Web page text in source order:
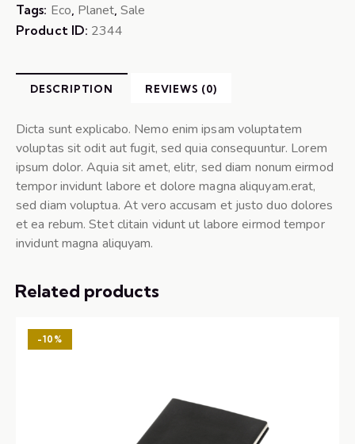
Tags: Eco Planet,Sale
Product ID: 2344
DESCRIPTION REVIEWS (0)
Dicta sunt explicabo. Nemo enim ipsam voluptatem
voluptas sit odit aut fugit, sed quia consequuntur. Lorem
ipsum dolor. Aquia sit amet, elitr, sed diam nonum eirmod
tempor invidunt labore et dolore magna aliquyam.erat,
sed diam voluptua. At vero accusam et justo duo dolores
et ea rebum. Stet clitain vidunt ut labore eirmod tempor
invidunt magna aliquyam.
Related products
-10%